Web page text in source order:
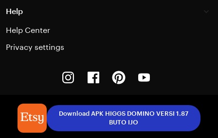
Help
Help Center
Privacy settings
InstagramFacebookPinterest
Download APK HIGGS DOMINO VERSI 1.87
BUTO IJO